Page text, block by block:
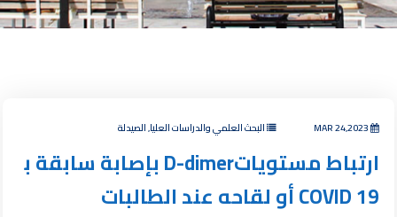
البحث العلمي والدراسات العليا, الصيدلة
ارتباط مستوياتD-dimer بإصابة سابقة ﺑ
COVID 19 أو لقاحه عند الطالبات